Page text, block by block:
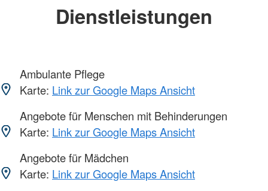
Dienstleistungen
Ambulante Pflege
Karte: Link zur Google Maps Ansicht
Angebote für Menschen mit Behinderungen
Karte: Link zur Google Maps Ansicht
Angebote für Mädchen
Karte: Link zur Google Maps Ansicht